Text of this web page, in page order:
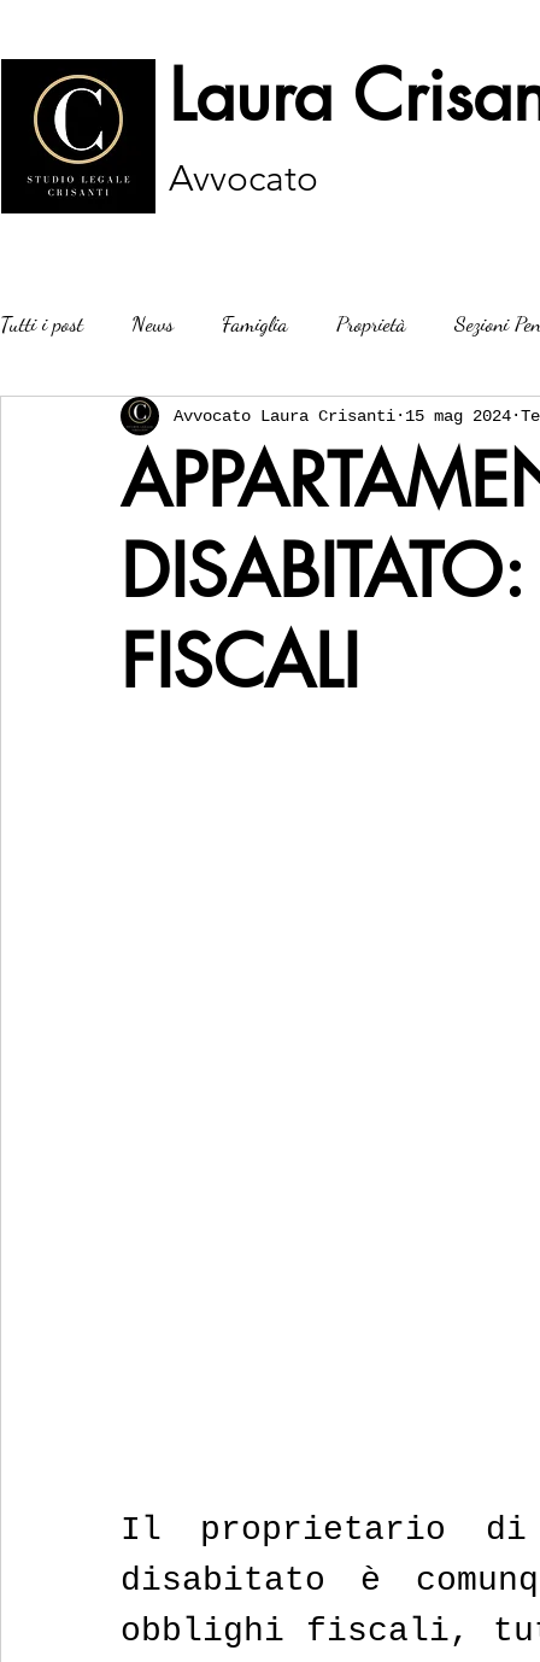
Laura
Avvocato
Tutti i post News Famiglia Proprietà Sezioni
FISCALI
Avvocato Laura Crisanti 15 mag 2024
Il proprietario di
disabitato è
obblighi fiscali,